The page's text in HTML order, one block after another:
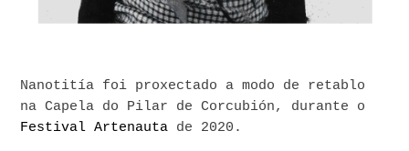
Nanotitía foi proxectado a modo de retablo
na Capela do Pilar de Corcubión, durante o
Festival Artenauta de 2020.